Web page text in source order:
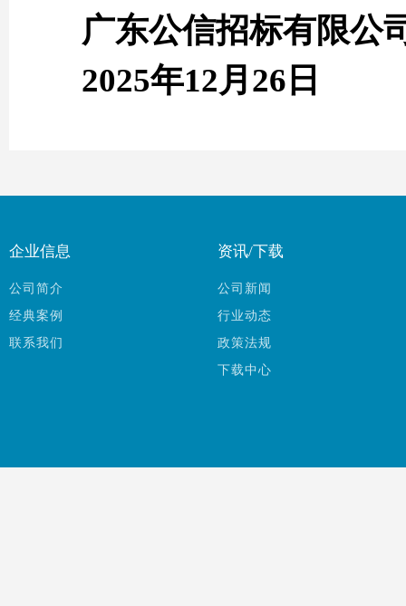
广东公信招标有限公
2025年12月 26 日
企业信息
公司简介
经典案例
联系我们
资讯/下载
公司新闻
行业动态
政策法规
下载中心